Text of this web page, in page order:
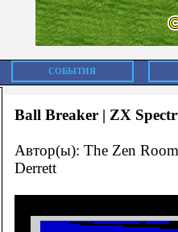
СОБЫТИЯ
Ball Breaker | ZX
Автор(ы): The Zen
Derrett